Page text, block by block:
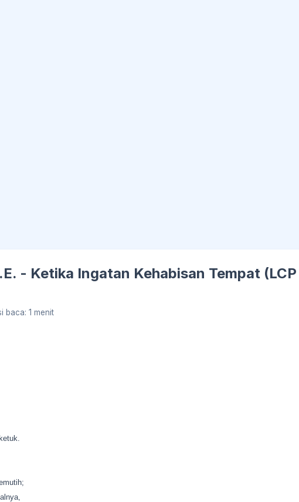
- Ketika Ingatan Kehabisan Tempat (LCP
baca: 1 menit